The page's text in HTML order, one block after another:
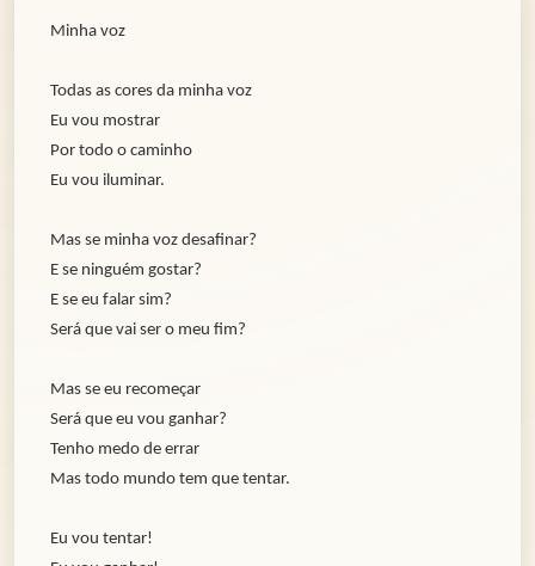
Minha voz
Todas as cores da minha voz
Eu vou mostrar
Por todo o caminho
Eu vou iluminar.
Mas se minha voz desafinar?
E se ninguém gostar?
E se eu falar sim?
Será que vai ser o meu fim?
Mas se eu recomeçar
Será que eu vou ganhar?
Tenho medo de errar
Mas todo mundo tem que tentar.
Eu vou tentar!